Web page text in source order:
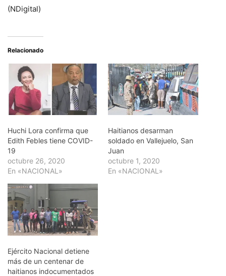
(NDigital)
Relacionado
Huchi Lora confirma que
Edith Febles tiene COVID-
19
octubre 26, 2020
En «NACIONAL»
Haitianos desarman
soldado en Vallejuelo, San
Juan
octubre 1, 2020
En «NACIONAL»
Ejército Nacional detiene
más de un centenar de
haitianos indocumentados